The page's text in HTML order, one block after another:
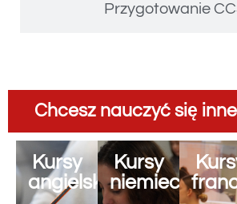
Przygotowanie
Chcesz nauczyć się
Kursy
angielskiego
Kursy
niemieckiego